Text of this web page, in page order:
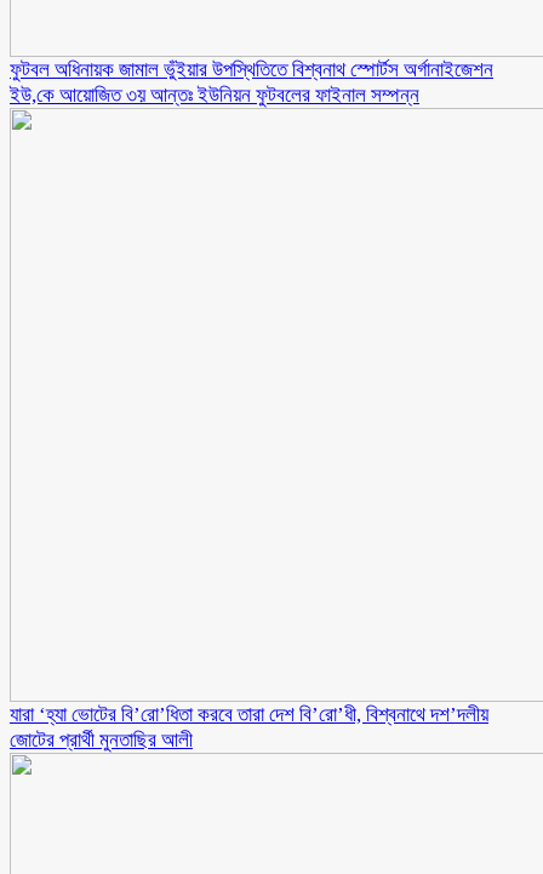
ফুটবল অধিনায়ক জামাল ভুঁইয়ার উপস্থিতিতে বিশ্বনাথ স্পোর্টস অর্গানাইজেশন
ইউ,কে আয়োজিত ৩য় আন্তঃ ইউনিয়ন ফুটবলের ফাইনাল সম্পন্ন
যারা ‘হ্যা ভোটের বি’রো’ধিতা করবে তারা দেশ বি’রো’ধী, বিশ্বনাথে দশ’দলীয়
জোটের প্রার্থী মুনতাছির আলী